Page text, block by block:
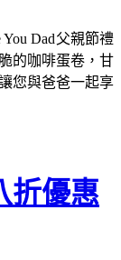
Dad父親節禮
的咖啡蛋卷，甘
您與爸爸一起享
折優惠